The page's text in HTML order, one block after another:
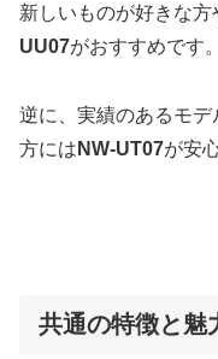
新しいものが好きな
UU07がおすすめです。
逆に、実績のあるモ
方には NW-UT07が安
共通の特徴と魅